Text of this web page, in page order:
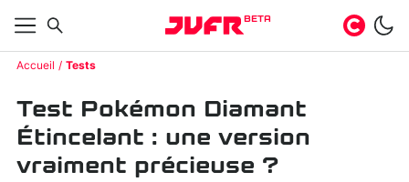
BETA
Accueil Tests
Test Pokémon Diamant
Étincelant : une version
vraiment précieuse ?